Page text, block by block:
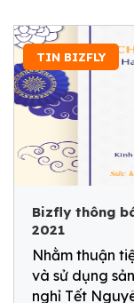
Bizfly thông
2021
Nhằm thuận
và sử dụng
nghỉ Tết
TIN BIZFLY